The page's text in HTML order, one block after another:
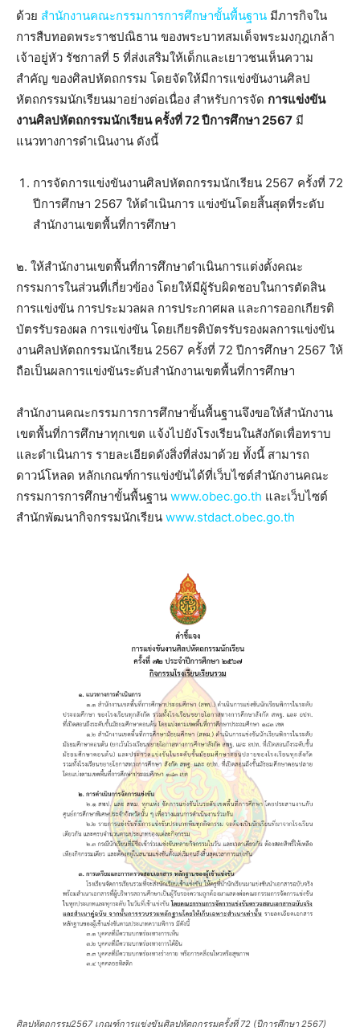
ด้วย สำนักงานคณะกรรมการการศึกษาขั้นพื้นฐาน มีภารกิจใน
การสืบทอดพระราชปณิธาน ของพระบาทสมเด็จพระมงกุฎเกล้า
เจ้าอยู่หัว รัชกาลที่ 5 ที่ส่งเสริมให้เด็กและเยาวชนเห็นความ
สำคัญ ของศิลปหัตถกรรม โดยจัดให้มีการแข่งขันงานศิลป
หัตถกรรมนักเรียนมาอย่างต่อเนื่อง สำหรับการจัด การแข่งขัน
งานศิลปหัตถกรรมนักเรียน ครั้งที่ 72 ปีการศึกษา 2567 มี
แนวทางการดำเนินงาน ดังนี้
การจัดการแข่งขันงานศิลปหัตถกรรมนักเรียน 2567 ครั้งที่ 72
ปีการศึกษา 2567 ให้ดำเนินการ แข่งขันโดยสิ้นสุดที่ระดับ
สำนักงานเขตพื้นที่การศึกษา
๒. ให้สำนักงานเขตพื้นที่การศึกษาดำเนินการแต่งตั้งคณะ
กรรมการในส่วนที่เกี่ยวข้อง โดยให้มีผู้รับผิดชอบในการตัดสิน
การแข่งขัน การประมวลผล การประกาศผล และการออกเกียรติ
บัตรรับรองผล การแข่งขัน โดยเกียรติบัตรรับรองผลการแข่งขัน
งานศิลปหัตถกรรมนักเรียน 2567 ครั้งที่ 72 ปีการศึกษา 2567 ให้
ถือเป็นผลการแข่งขันระดับสำนักงานเขตพื้นที่การศึกษา
สำนักงานคณะกรรมการการศึกษาขั้นพื้นฐานจึงขอให้สำนักงาน
เขตพื้นที่การศึกษาทุกเขต แจ้งไปยังโรงเรียนในสังกัดเพื่อทราบ
และดำเนินการ รายละเอียดดังสิ่งที่ส่งมาด้วย ทั้งนี้ สามารถ
ดาวน์โหลด หลักเกณฑ์การแข่งขันได้ที่เว็บไซต์สำนักงานคณะ
กรรมการการศึกษาขั้นพื้นฐาน www.obec.go.th และเว็บไซต์
สำนักพัฒนากิจกรรมนักเรียน www.stdact.obec.go.th
ศิลปหัตถกรรม2567 เกณฑ์การแข่งขันศิลปหัตถกรรมครั้งที่ 72 (ปีการศึกษา 2567)